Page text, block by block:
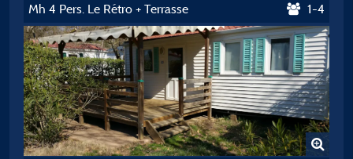
Mh 4 Pers. Le Rétro + Terrasse 1-4